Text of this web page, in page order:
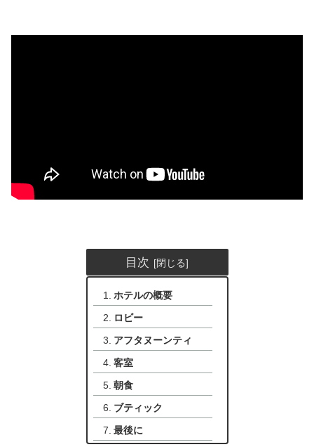
目次
ホテルの概要
ロビー
アフタヌーンティ
客室
朝食
ブティック
最後に